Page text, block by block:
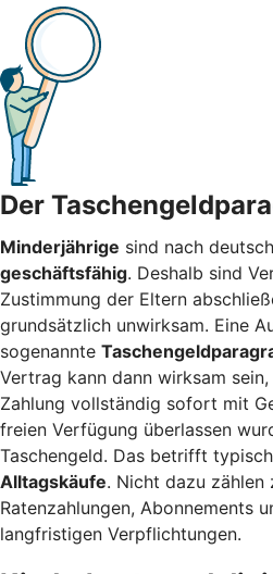
Der
Minderjährige sind nach
geschäftsfähig. Deshalb sind
Zustimmung der Eltern
grundsätzlich unwirksam. Eine
sogenannte
Vertrag kann dann wirksam
Zahlung vollständig sofort mit
freien Verfügung überlassen
Taschengeld. Das betrifft
Alltagskäufe. Nicht dazu zählen
Ratenzahlungen, Abonnements
langfristigen Verpflichtungen.